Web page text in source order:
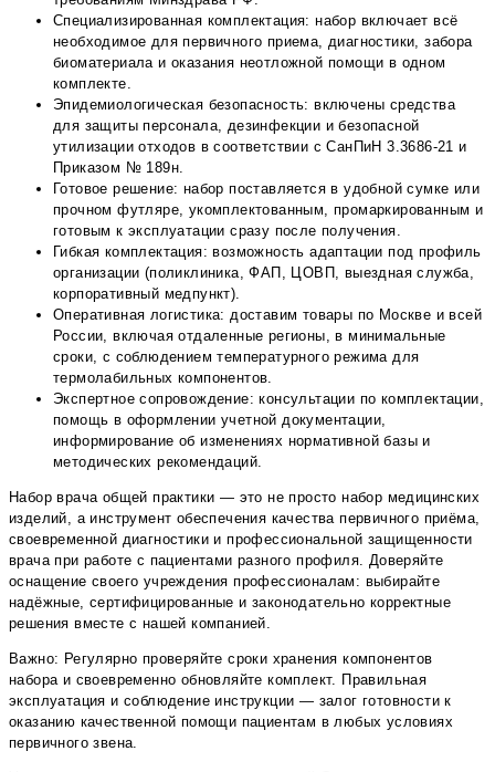
Специализированная комплектация: набор включает всё
необходимое для первичного приема, диагностики, забора
биоматериала и оказания неотложной помощи в одном
комплекте.
Эпидемиологическая безопасность: включены средства
для защиты персонала, дезинфекции и безопасной
утилизации отходов в соответствии с СанПиН 3.3686-21 и
Приказом № 189н.
Готовое решение: набор поставляется в удобной сумке или
прочном футляре, укомплектованным, промаркированным и
готовым к эксплуатации сразу после получения.
Гибкая комплектация: возможность адаптации под профиль
организации (поликлиника, ФАП, ЦОВП, выездная служба,
корпоративный медпункт).
Оперативная логистика: доставим товары по Москве и всей
России, включая отдаленные регионы, в минимальные
сроки, с соблюдением температурного режима для
термолабильных компонентов.
Экспертное сопровождение: консультации по комплектации,
помощь в оформлении учетной документации,
информирование об изменениях нормативной базы и
методических рекомендаций.
Набор врача общей практики — это не просто набор медицинских
изделий, а инструмент обеспечения качества первичного приёма,
своевременной диагностики и профессиональной защищенности
врача при работе с пациентами разного профиля. Доверяйте
оснащение своего учреждения профессионалам: выбирайте
надёжные, сертифицированные и законодательно корректные
решения вместе с нашей компанией.
Важно: Регулярно проверяйте сроки хранения компонентов
набора и своевременно обновляйте комплект. Правильная
эксплуатация и соблюдение инструкции — залог готовности к
оказанию качественной помощи пациентам в любых условиях
первичного звена.